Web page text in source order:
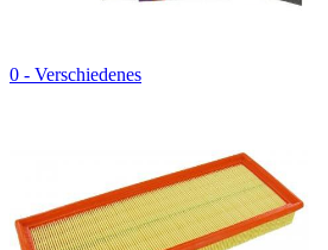
0 - Verschiedenes